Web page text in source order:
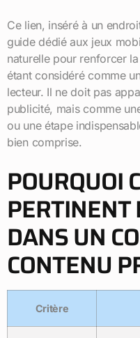
Ce lien, inséré à un
guide dédié aux jeux
naturelle pour renforcer
étant considéré comme
lecteur. Il ne doit pas
publicité, mais comme
ou une étape
bien comprise.
POURQUOI
PERTINENT
DANS UN
CONTENU
Critère